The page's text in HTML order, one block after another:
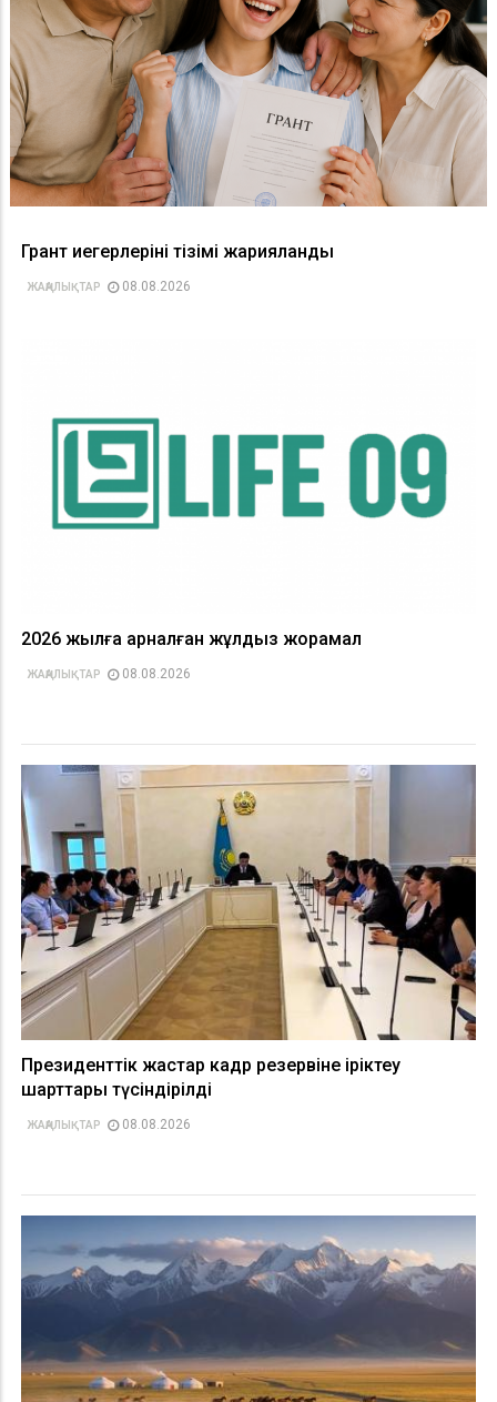
Грант иегерлерінің тізімі жарияланды
ЖАҢАЛЫҚТАР 08.08.2026
2026 жылға арналған жұлдыз жорамал
ЖАҢАЛЫҚТАР 08.08.2026
Президенттік жастар кадр резервіне іріктеу
шарттары түсіндірілді
ЖАҢАЛЫҚТАР 08.08.2026